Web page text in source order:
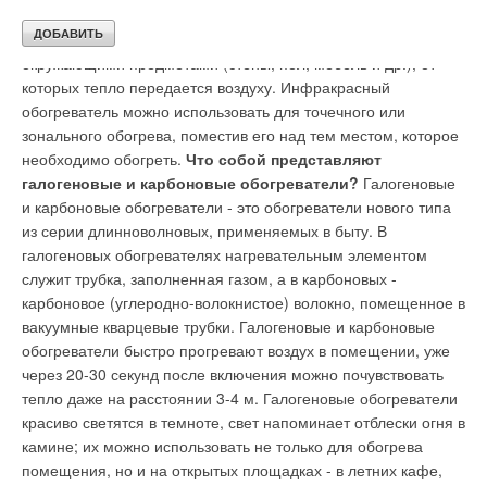
приборов, к которым мы привыкли. Тепловые лучи,
излучаемые с поверхности обогревателя, поглощаются
окружающими предметами (стены, пол, мебель и др.), от
которых тепло передается воздуху. Инфракрасный
обогреватель можно использовать для точечного или
зонального обогрева, поместив его над тем местом, которое
необходимо обогреть. Что собой представляют
галогеновые и карбоновые обогреватели? Галогеновые
и карбоновые обогреватели - это обогреватели нового типа
из серии длинноволновых, применяемых в быту. В
галогеновых обогревателях нагревательным элементом
служит трубка, заполненная газом, а в карбоновых -
карбоновое (углеродно-волокнистое) волокно, помещенное в
вакуумные кварцевые трубки. Галогеновые и карбоновые
обогреватели быстро прогревают воздух в помещении, уже
через 20-30 секунд после включения можно почувствовать
тепло даже на расстоянии 3-4 м. Галогеновые обогреватели
красиво светятся в темноте, свет напоминает отблески огня в
камине; их можно использовать не только для обогрева
помещения, но и на открытых площадках - в летних кафе,